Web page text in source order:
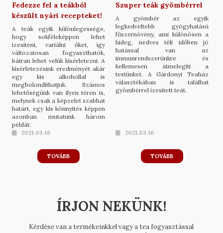
Fedezze fel a teákból
készült nyári recepteket!
A teák egyik különlegessége,
hogy sokféleképpen lehet
ízesíteni, variálni őket, így
változatosan fogyaszthatók,
bátran lehet velük kísérletezni. A
kísérletezésink eredményét akár
egy kis alkohollal is
megbolondíthatjuk. Számos
lehetőségünk van ilyen téren is,
melynek csak a képzelet szabhat
határt, egy kis könnyítés képpen
azonban mutatunk három
példát:
2021.03.16
TOVÁBB
Szuper teák gyömbérrel
A gyömbér az egyik
legkedveltebb gyógyhatású
fűszernövény, ami különösen a
hideg, nedves téli időben jó
hatással van az
immunrendszerünkre és
kellemesen átmelegíti a
testünket. A Gárdonyi Teaház
választékában is találhat
gyömbérrel ízesített teát.
2021.03.16
TOVÁBB
ÍRJON NEKÜNK!
Kérdése van a termékeinkkel vagy a tea fogyasztással